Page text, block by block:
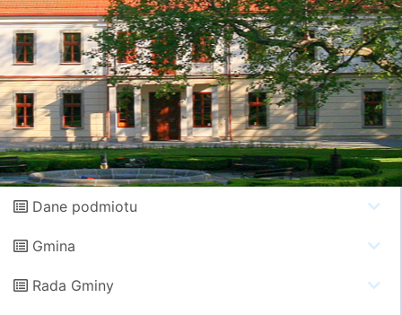
Dane podmiotu
Gmina
Rada Gminy